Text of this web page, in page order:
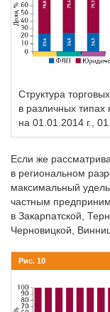
Структура
в различных
на 01.01.2014 г.,
Если же
в региональном
максимальный
частным
в Закарпатской,
Черновицкой,
Рис. 10